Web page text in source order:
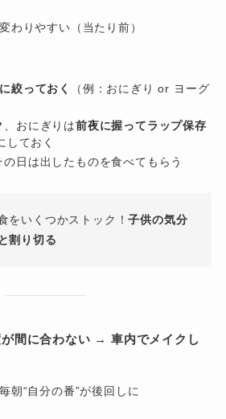
わりやすい（当たり前）
絞っておく
（例：おにぎり or ヨーグ
、おにぎりは前夜に握ってラップ保存
しておく
日は出したものを食べてもらう
をいくつかストック！子供の気分
割り切る
間に合わない → 車内でメイクし
朝“自分の番”が後回しに